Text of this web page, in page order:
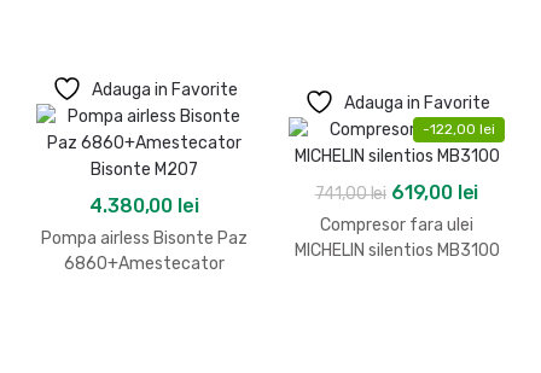
Adauga in Favorite
4.380,00 lei
Pompa airless Bisonte Paz
6860+Amestecator
Adauga in Favorite
-122,00 lei
741,00lei Prețul
inițial
a
619,00 leiPrețul
este:
Compresor fara ulei
MICHELIN silentios MB3100